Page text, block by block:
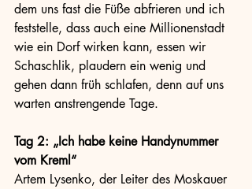
dem uns fast die Füße abfrieren und ich
feststelle, dass auch eine Millionenstadt
wie ein Dorf wirken kann, essen wir
Schaschlik, plaudern ein wenig und
gehen dann früh schlafen, denn auf uns
warten anstrengende Tage.
Tag 2: „Ich habe keine Handynummer
vom Kreml“
Artem Lysenko, der Leiter des Moskauer